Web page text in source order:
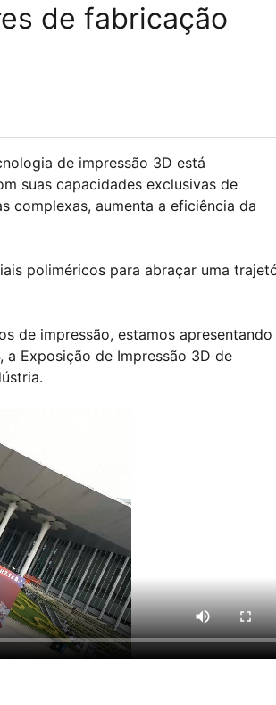
de fabricação
de impressão 3D está
suas capacidades exclusivas de
complexas, aumenta a eficiência da
poliméricos para abraçar uma
de impressão, estamos apresentando
a Exposição de Impressão 3D de